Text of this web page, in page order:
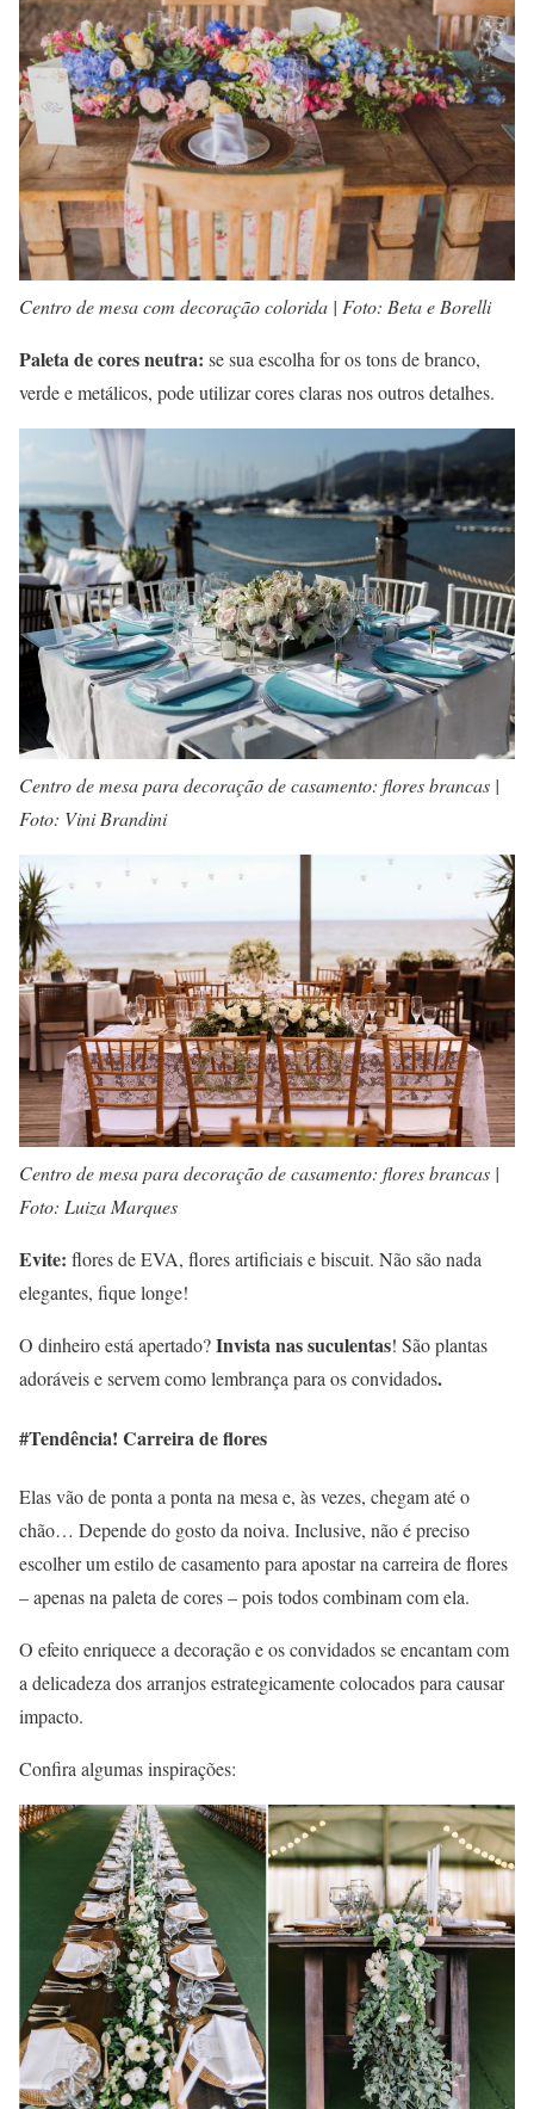
Centro de mesa com decoração colorida | Foto: Beta e Borelli
Paleta de cores neutra: se sua escolha for os tons de branco,
verde e metálicos, pode utilizar cores claras nos outros detalhes.
Centro de mesa para decoração de casamento: flores brancas |
Foto: Vini Brandini
Centro de mesa para decoração de casamento: flores brancas |
Foto: Luiza Marques
Evite: flores de EVA, flores artificiais e biscuit. Não são nada
elegantes, fique longe!
O dinheiro está apertado?Invista nas suculentas! São plantas
adoráveis e servem como lembrança para os convidados.
#Tendência! Carreira de flores
Elas vão de ponta a ponta na mesa e, às vezes, chegam até o
chão… Depende do gosto da noiva. Inclusive, não é preciso
escolher um estilo de casamento para apostar na carreira de flores
– apenas na paleta de cores – pois todos combinam com ela.
O efeito enriquece a decoração e os convidados se encantam com
a delicadeza dos arranjos estrategicamente colocados para causar
impacto.
Confira algumas inspirações: